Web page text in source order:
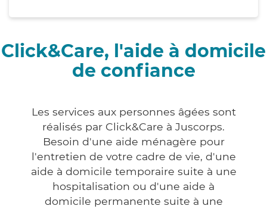
Click&Care, l'aide à domicile
de confiance
Les services aux personnes âgées sont
réalisés par Click&Care à Juscorps.
Besoin d'une aide ménagère pour
l'entretien de votre cadre de vie, d'une
aide à domicile temporaire suite à une
hospitalisation ou d'une aide à
domicile permanente suite à une